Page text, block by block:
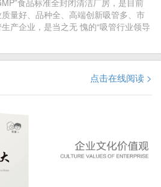
量好、品种全、高端创新吸管多、市
产企业，是当之无 愧的“吸管行业领导
点击在线阅读 >